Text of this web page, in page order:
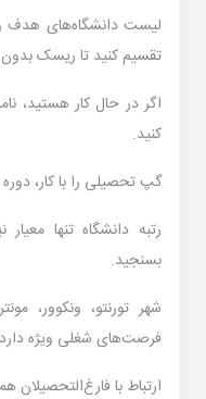
تقسیم کنید تا ریسک
اگر در حال کار هستید،
کنید.
گپ تحصیلی را با کار،
بسنجید.
شهر تورنتو، ونکوور،
فرصت‌های شغلی ویژه
ارتباط با فارغ‌التحصیلان